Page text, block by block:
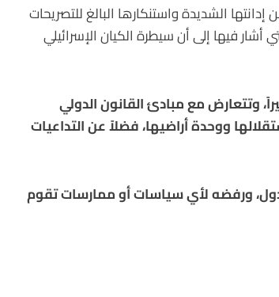
الخارجية العراقية، اليوم السبت (21 شباط 2026)، عن إدانتها الشديدة واستنكارها البالغ للتصريحات
أشار فيها إلى أن سيطرة الكيان الإسرائيلي
وتتعارض مع مبادئ القانون الدولي
ووحدة أراضيها، فضلاً عن التداعيات
ورفضه لأي سياسات أو ممارسات تقوم